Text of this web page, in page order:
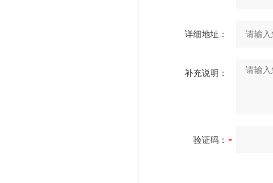
详细地址：
补充说明：
验证码：